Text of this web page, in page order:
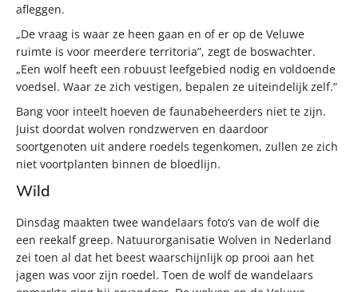
afleggen.
„De vraag is waar ze heen gaan en of er op de Veluwe
ruimte is voor meerdere territoria”, zegt de boswachter.
„Een wolf heeft een robuust leefgebied nodig en voldoende
voedsel. Waar ze zich vestigen, bepalen ze uiteindelijk zelf.”
Bang voor inteelt hoeven de faunabeheerders niet te zijn.
Juist doordat wolven rondzwerven en daardoor
soortgenoten uit andere roedels tegenkomen, zullen ze zich
niet voortplanten binnen de bloedlijn.
Wild
Dinsdag maakten twee wandelaars foto’s van de wolf die
een reekalf greep. Natuurorganisatie Wolven in Nederland
zei toen al dat het beest waarschijnlijk op prooi aan het
jagen was voor zijn roedel. Toen de wolf de wandelaars